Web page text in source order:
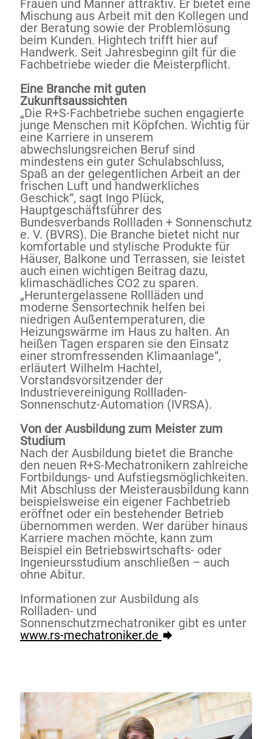
Frauen und Männer attraktiv. Er bietet eine
Mischung aus Arbeit mit den Kollegen und
der Beratung sowie der Problemlösung
beim Kunden. Hightech trifft hier auf
Handwerk. Seit Jahresbeginn gilt für die
Fachbetriebe wieder die Meisterpflicht.
Eine Branche mit guten
Zukunftsaussichten
„Die R+S-Fachbetriebe suchen engagierte
junge Menschen mit Köpfchen. Wichtig für
eine Karriere in unserem
abwechslungsreichen Beruf sind
mindestens ein guter Schulabschluss,
Spaß an der gelegentlichen Arbeit an der
frischen Luft und handwerkliches
Geschick“, sagt Ingo Plück,
Hauptgeschäftsführer des
Bundesverbands Rollladen + Sonnenschutz
e. V. (BVRS). Die Branche bietet nicht nur
komfortable und stylische Produkte für
Häuser, Balkone und Terrassen, sie leistet
auch einen wichtigen Beitrag dazu,
klimaschädliches CO2 zu sparen.
„Heruntergelassene Rollläden und
moderne Sensortechnik helfen bei
niedrigen Außentemperaturen, die
Heizungswärme im Haus zu halten. An
heißen Tagen ersparen sie den Einsatz
einer stromfressenden Klimaanlage“,
erläutert Wilhelm Hachtel,
Vorstandsvorsitzender der
Industrievereinigung Rollladen-
Sonnenschutz-Automation (IVRSA).
Von der Ausbildung zum Meister zum
Studium
Nach der Ausbildung bietet die Branche
den neuen R+S-Mechatronikern zahlreiche
Fortbildungs- und Aufstiegsmöglichkeiten.
Mit Abschluss der Meisterausbildung kann
beispielsweise ein eigener Fachbetrieb
eröffnet oder ein bestehender Betrieb
übernommen werden. Wer darüber hinaus
Karriere machen möchte, kann zum
Beispiel ein Betriebswirtschafts- oder
Ingenieursstudium anschließen – auch
ohne Abitur.
Informationen zur Ausbildung als
Rollladen- und
Sonnenschutzmechatroniker gibt es unter
www.rs-mechatroniker.de